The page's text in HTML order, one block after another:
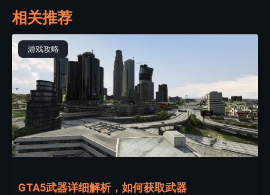
相关推荐
游戏攻略
GTA5武器详细解析，如何获取武器